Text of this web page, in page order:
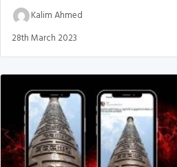
Kalim Ahmed
28th March 2023